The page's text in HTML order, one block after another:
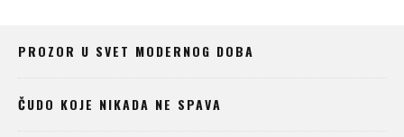
PROZOR U SVET MODERNOG DOBA
ČUDO KOJE NIKADA NE SPAVA